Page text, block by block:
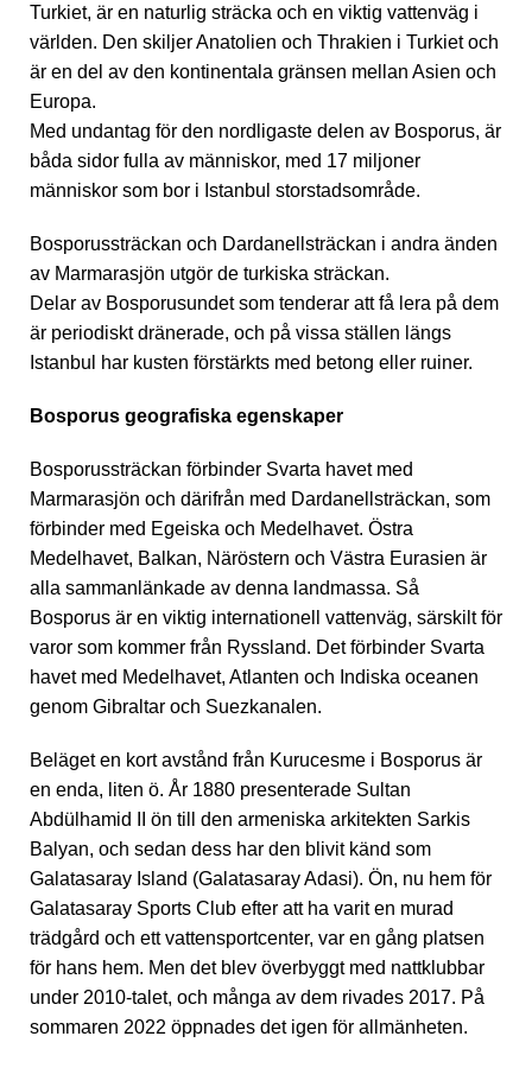
Turkiet, är en naturlig sträcka och en viktig vattenväg i
världen. Den skiljer Anatolien och Thrakien i Turkiet och
är en del av den kontinentala gränsen mellan Asien och
Europa.
Med undantag för den nordligaste delen av Bosporus, är
båda sidor fulla av människor, med 17 miljoner
människor som bor i Istanbul storstadsområde.
Bosporussträckan och Dardanellsträckan i andra änden
av Marmarasjön utgör de turkiska sträckan.
Delar av Bosporusundet som tenderar att få lera på dem
är periodiskt dränerade, och på vissa ställen längs
Istanbul har kusten förstärkts med betong eller ruiner.
Bosporus geografiska egenskaper
Bosporussträckan förbinder Svarta havet med
Marmarasjön och därifrån med Dardanellsträckan, som
förbinder med Egeiska och Medelhavet. Östra
Medelhavet, Balkan, Näröstern och Västra Eurasien är
alla sammanlänkade av denna landmassa. Så
Bosporus är en viktig internationell vattenväg, särskilt för
varor som kommer från Ryssland. Det förbinder Svarta
havet med Medelhavet, Atlanten och Indiska oceanen
genom Gibraltar och Suezkanalen.
Beläget en kort avstånd från Kurucesme i Bosporus är
en enda, liten ö. År 1880 presenterade Sultan
Abdülhamid II ön till den armeniska arkitekten Sarkis
Balyan, och sedan dess har den blivit känd som
Galatasaray Island (Galatasaray Adasi). Ön, nu hem för
Galatasaray Sports Club efter att ha varit en murad
trädgård och ett vattensportcenter, var en gång platsen
för hans hem. Men det blev överbyggt med nattklubbar
under 2010-talet, och många av dem rivades 2017. På
sommaren 2022 öppnades det igen för allmänheten.